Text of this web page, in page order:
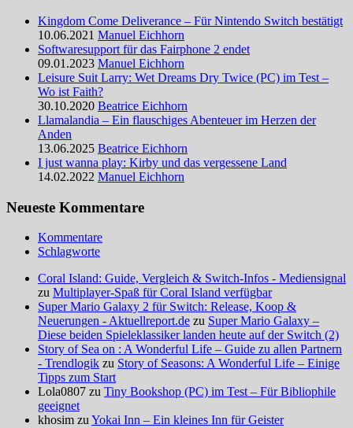
Kingdom Come Deliverance – Für Nintendo Switch bestätigt
10.06.2021 Manuel Eichhorn
Softwaresupport für das Fairphone 2 endet
09.01.2023 Manuel Eichhorn
Leisure Suit Larry: Wet Dreams Dry Twice (PC) im Test –
Wo ist Faith?
30.10.2020 Beatrice Eichhorn
Llamalandia – Ein flauschiges Abenteuer im Herzen der
Anden
13.06.2025 Beatrice Eichhorn
I just wanna play: Kirby und das vergessene Land
14.02.2022 Manuel Eichhorn
Neueste Kommentare
Kommentare
Schlagworte
Coral Island: Guide, Vergleich & Switch-Infos - Mediensignal
zu Multiplayer-Spaß für Coral Island verfügbar
Super Mario Galaxy 2 für Switch: Release, Koop &
Neuerungen - Aktuellreport.de zu Super Mario Galaxy –
Diese beiden Spieleklassiker landen heute auf der Switch (2)
Story of Sea on : A Wonderful Life – Guide zu allen Partnern
- Trendlogik zu Story of Seasons: A Wonderful Life – Einige
Tipps zum Start
Lola0807 zu Tiny Bookshop (PC) im Test – Für Bibliophile
geeignet
khosim zuYokai Inn – Ein kleines Inn für Geister